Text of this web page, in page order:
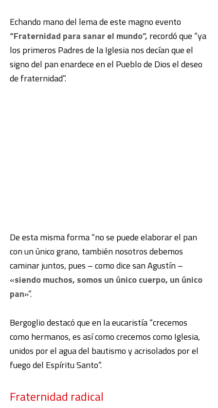
Echando mano del lema de este magno evento
“Fraternidad para sanar el mundo”, recordó que “ya
los primeros Padres de la Iglesia nos decían que el
signo del pan enardece en el Pueblo de Dios el deseo
de fraternidad”.
De esta misma forma “no se puede elaborar el pan
con un único grano, también nosotros debemos
caminar juntos, pues – como dice san Agustín –
«siendo muchos, somos un único cuerpo, un único
pan»”.
Bergoglio destacó que en la eucaristía “crecemos
como hermanos, es así como crecemos como Iglesia,
unidos por el agua del bautismo y acrisolados por el
fuego del Espíritu Santo”.
Fraternidad radical